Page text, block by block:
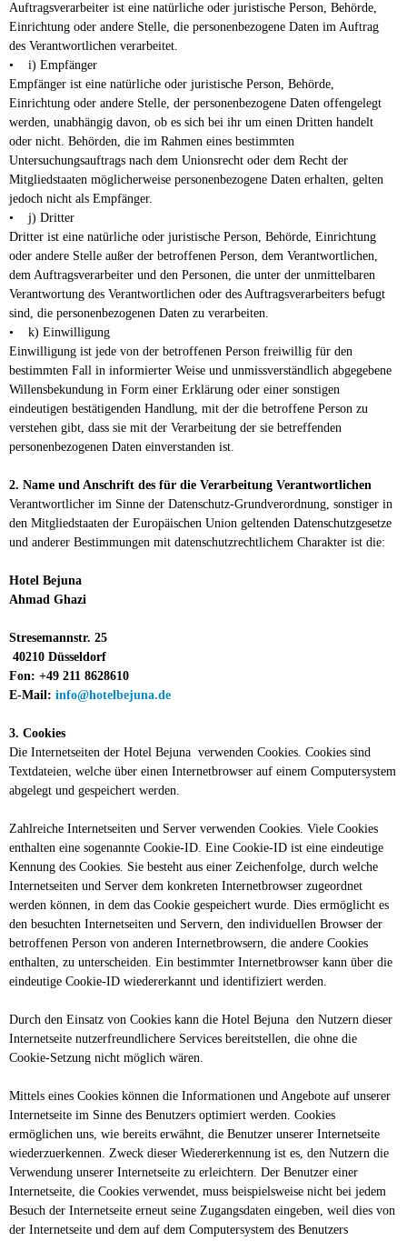
Auftragsverarbeiter ist eine natürliche oder juristische Person, Behörde,
Einrichtung oder andere Stelle, die personenbezogene Daten im Auftrag
des Verantwortlichen verarbeitet.
• i) Empfänger
Empfänger ist eine natürliche oder juristische Person, Behörde,
Einrichtung oder andere Stelle, der personenbezogene Daten offengelegt
werden, unabhängig davon, ob es sich bei ihr um einen Dritten handelt
oder nicht. Behörden, die im Rahmen eines bestimmten
Untersuchungsauftrags nach dem Unionsrecht oder dem Recht der
Mitgliedstaaten möglicherweise personenbezogene Daten erhalten, gelten
jedoch nicht als Empfänger.
• j) Dritter
Dritter ist eine natürliche oder juristische Person, Behörde, Einrichtung
oder andere Stelle außer der betroffenen Person, dem Verantwortlichen,
dem Auftragsverarbeiter und den Personen, die unter der unmittelbaren
Verantwortung des Verantwortlichen oder des Auftragsverarbeiters befugt
sind, die personenbezogenen Daten zu verarbeiten.
• k) Einwilligung
Einwilligung ist jede von der betroffenen Person freiwillig für den
bestimmten Fall in informierter Weise und unmissverständlich abgegebene
Willensbekundung in Form einer Erklärung oder einer sonstigen
eindeutigen bestätigenden Handlung, mit der die betroffene Person zu
verstehen gibt, dass sie mit der Verarbeitung der sie betreffenden
personenbezogenen Daten einverstanden ist.
2. Name und Anschrift des für die Verarbeitung Verantwortlichen
Verantwortlicher im Sinne der Datenschutz-Grundverordnung, sonstiger in
den Mitgliedstaaten der Europäischen Union geltenden Datenschutzgesetze
und anderer Bestimmungen mit datenschutzrechtlichem Charakter ist die:
Hotel Bejuna
Ahmad Ghazi
Stresemannstr. 25
40210 Düsseldorf
Fon: +49 211 8628610
E-Mail: info@hotelbejuna.de
3. Cookies
Die Internetseiten der Hotel Bejuna verwenden Cookies. Cookies sind
Textdateien, welche über einen Internetbrowser auf einem Computersystem
abgelegt und gespeichert werden.
Zahlreiche Internetseiten und Server verwenden Cookies. Viele Cookies
enthalten eine sogenannte Cookie-ID. Eine Cookie-ID ist eine eindeutige
Kennung des Cookies. Sie besteht aus einer Zeichenfolge, durch welche
Internetseiten und Server dem konkreten Internetbrowser zugeordnet
werden können, in dem das Cookie gespeichert wurde. Dies ermöglicht es
den besuchten Internetseiten und Servern, den individuellen Browser der
betroffenen Person von anderen Internetbrowsern, die andere Cookies
enthalten, zu unterscheiden. Ein bestimmter Internetbrowser kann über die
eindeutige Cookie-ID wiedererkannt und identifiziert werden.
Durch den Einsatz von Cookies kann die Hotel Bejuna den Nutzern dieser
Internetseite nutzerfreundlichere Services bereitstellen, die ohne die
Cookie-Setzung nicht möglich wären.
Mittels eines Cookies können die Informationen und Angebote auf unserer
Internetseite im Sinne des Benutzers optimiert werden. Cookies
ermöglichen uns, wie bereits erwähnt, die Benutzer unserer Internetseite
wiederzuerkennen. Zweck dieser Wiedererkennung ist es, den Nutzern die
Verwendung unserer Internetseite zu erleichtern. Der Benutzer einer
Internetseite, die Cookies verwendet, muss beispielsweise nicht bei jedem
Besuch der Internetseite erneut seine Zugangsdaten eingeben, weil dies von
der Internetseite und dem auf dem Computersystem des Benutzers